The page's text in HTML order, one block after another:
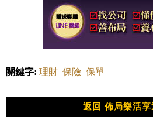
關鍵字: 理財 保險 保單
返回 佈局樂活享